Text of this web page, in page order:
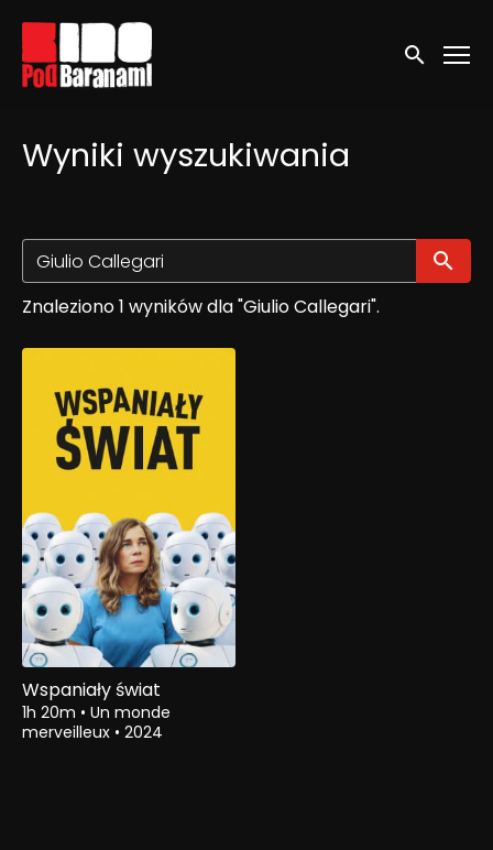
Linki ułatwień dostępu
Wyszukaj
Wyniki wyszukiwania
Znaleziono 1 wyników dla "Giulio Callegari".
Wspaniały świat
1h 20m • Un monde
merveilleux • 2024